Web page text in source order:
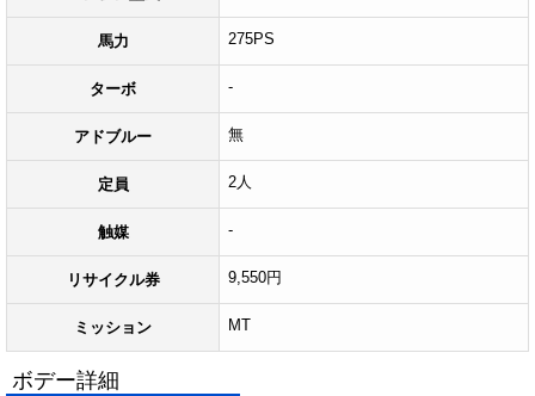
馬力 275PS
ターボ -
アドブルー 無
定員 2人
触媒 -
リサイクル券 9,550円
ミッション MT
ボデー詳細